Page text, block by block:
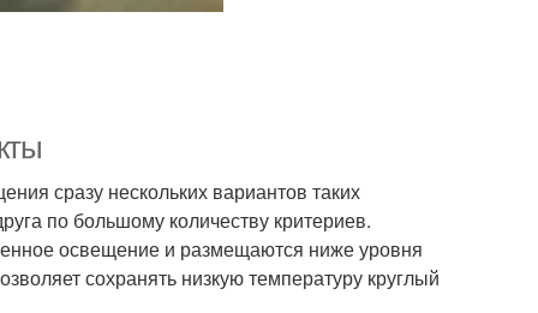
сразу нескольких вариантов таких
по большому количеству критериев.
освещение и размещаются ниже уровня
сохранять низкую температуру круглый